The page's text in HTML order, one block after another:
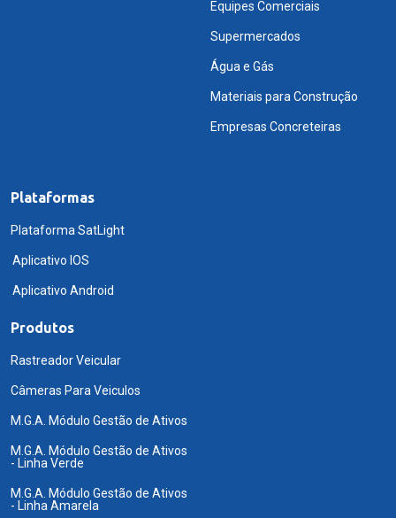
Equipes Comerciais
Supermercados
Água e Gás
Materiais para Construção
Empresas Concreteiras
Plataformas
Plataforma SatLight
Aplicativo IOS
Aplicativo Android
Produtos
Rastreador Veicular
Câmeras Para Veiculos
M.G.A. Módulo Gestão de Ativos
M.G.A. Módulo Gestão de Ativos
- Linha Verde
M.G.A. Módulo Gestão de Ativos
- Linha Amarela